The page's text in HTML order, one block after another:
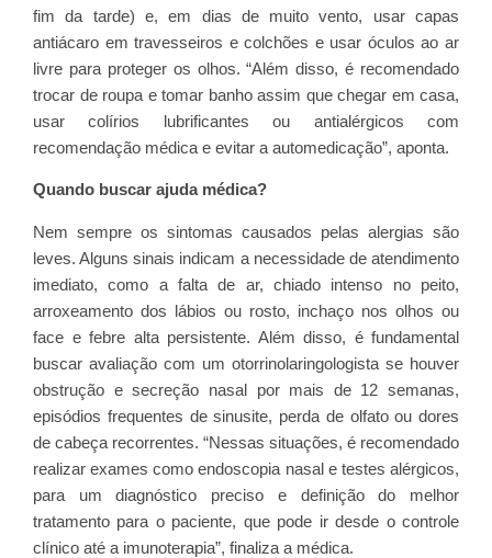
fim da tarde) e, em dias de muito vento, usar capas
antiácaro em travesseiros e colchões e usar óculos ao ar
livre para proteger os olhos. “Além disso, é recomendado
trocar de roupa e tomar banho assim que chegar em casa,
usar colírios lubrificantes ou antialérgicos com
recomendação médica e evitar a automedicação”, aponta.
Quando buscar ajuda médica?
Nem sempre os sintomas causados pelas alergias são
leves. Alguns sinais indicam a necessidade de atendimento
imediato, como a falta de ar, chiado intenso no peito,
arroxeamento dos lábios ou rosto, inchaço nos olhos ou
face e febre alta persistente. Além disso, é fundamental
buscar avaliação com um otorrinolaringologista se houver
obstrução e secreção nasal por mais de 12 semanas,
episódios frequentes de sinusite, perda de olfato ou dores
de cabeça recorrentes. “Nessas situações, é recomendado
realizar exames como endoscopia nasal e testes alérgicos,
para um diagnóstico preciso e definição do melhor
tratamento para o paciente, que pode ir desde o controle
clínico até a imunoterapia”, finaliza a médica.